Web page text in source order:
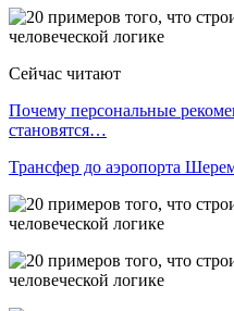
Сейчас читают
Почему персональные
становятся…
Трансфер до аэропорта